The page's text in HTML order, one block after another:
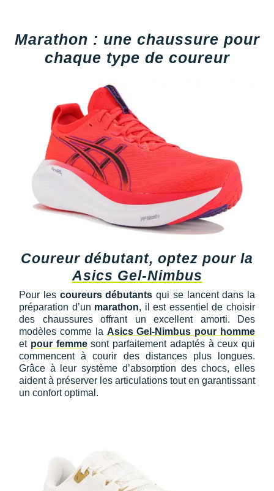
Marathon : une chaussure pour
chaque type de coureur
Coureur débutant, optez pour la
Asics Gel-Nimbus
Pour les coureurs débutants qui se lancent dans la
préparation d’un marathon, il est essentiel de choisir
des chaussures offrant un excellent amorti. Des
modèles comme la Asics Gel-Nimbus pour homme
et pour femmesont parfaitement adaptés à ceux qui
commencent à courir des distances plus longues.
Grâce à leur système d’absorption des chocs, elles
aident à préserver les articulations tout en garantissant
un confort optimal.